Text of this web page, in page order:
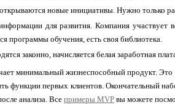
новые инициативы. Нужно только
для развития. Компания участвует
программы обучения, есть своя библиотека.
законно, начисляется белая заработная
минимальный жизнеспособный продукт. Это
функции первых клиентов. Окончательный
анализа. Все примеры MVP вы можете